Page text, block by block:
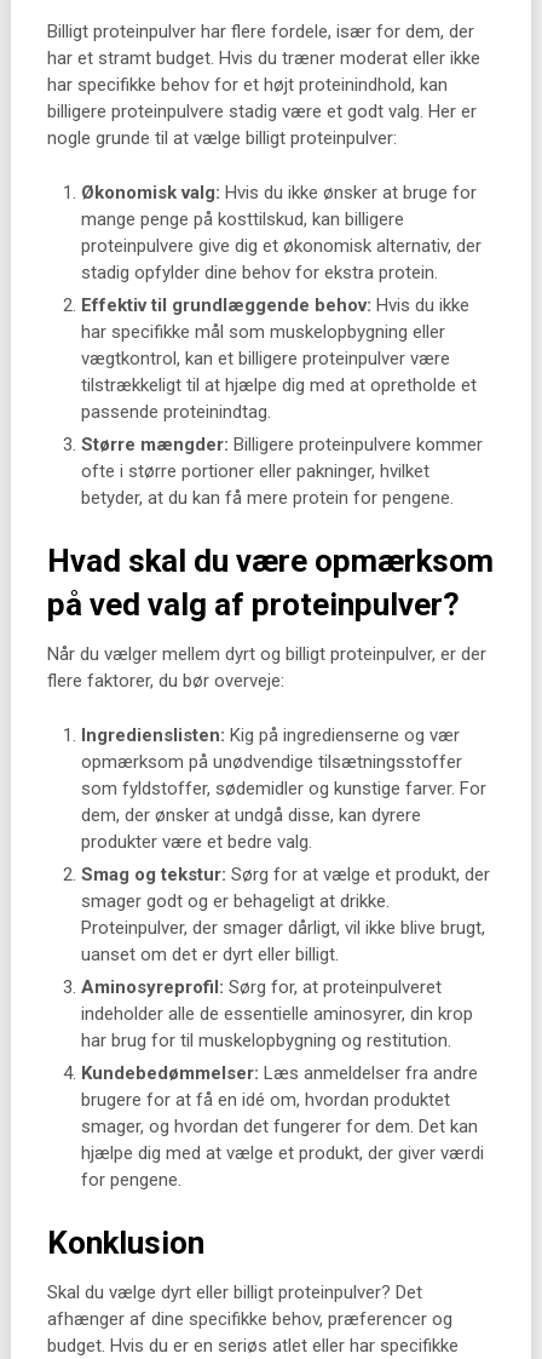
Billigt proteinpulver har flere fordele, især for dem, der
har et stramt budget. Hvis du træner moderat eller ikke
har specifikke behov for et højt proteinindhold, kan
billigere proteinpulvere stadig være et godt valg. Her er
nogle grunde til at vælge billigt proteinpulver:
Økonomisk valg: Hvis du ikke ønsker at bruge for
mange penge på kosttilskud, kan billigere
proteinpulvere give dig et økonomisk alternativ, der
stadig opfylder dine behov for ekstra protein.
Effektiv til grundlæggende behov: Hvis du ikke
har specifikke mål som muskelopbygning eller
vægtkontrol, kan et billigere proteinpulver være
tilstrækkeligt til at hjælpe dig med at opretholde et
passende proteinindtag.
Større mængder: Billigere proteinpulvere kommer
ofte i større portioner eller pakninger, hvilket
betyder, at du kan få mere protein for pengene.
Hvad skal du være opmærksom
på ved valg af proteinpulver?
Når du vælger mellem dyrt og billigt proteinpulver, er der
flere faktorer, du bør overveje:
Ingredienslisten: Kig på ingredienserne og vær
opmærksom på unødvendige tilsætningsstoffer
som fyldstoffer, sødemidler og kunstige farver. For
dem, der ønsker at undgå disse, kan dyrere
produkter være et bedre valg.
Smag og tekstur: Sørg for at vælge et produkt, der
smager godt og er behageligt at drikke.
Proteinpulver, der smager dårligt, vil ikke blive brugt,
uanset om det er dyrt eller billigt.
Aminosyreprofil: Sørg for, at proteinpulveret
indeholder alle de essentielle aminosyrer, din krop
har brug for til muskelopbygning og restitution.
Kundebedømmelser: Læs anmeldelser fra andre
brugere for at få en idé om, hvordan produktet
smager, og hvordan det fungerer for dem. Det kan
hjælpe dig med at vælge et produkt, der giver værdi
for pengene.
Konklusion
Skal du vælge dyrt eller billigt proteinpulver? Det
afhænger af dine specifikke behov, præferencer og
budget. Hvis du er en seriøs atlet eller har specifikke